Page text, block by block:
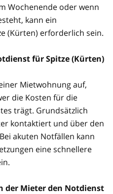
Wochenende oder wenn
kann ein
(Kürten) erforderlich sein.
für Spitze (Kürten)
Mietwohnung auf,
die Kosten für die
trägt. Grundsätzlich
kontaktiert und über den
akuten Notfällen kann
eine schnellere
der Mieter den Notdienst